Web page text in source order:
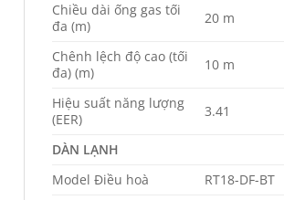
Chiều dài ống gas tối
đa (m)
20 m
Chênh lệch độ cao (tối
đa) (m)
10 m
Hiệu suất năng lượng
(EER)
3.41
DÀN LẠNH
Model Điều hoà
RT18-DF-BT